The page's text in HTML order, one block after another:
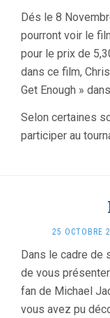
Dés le 8
pourront voir le
pour le prix de
dans ce film,
Get Enough »
Selon certaines
participer au
25 OCTOBRE
Dans le cadre de
de vous
fan de Michael
vous avez pu